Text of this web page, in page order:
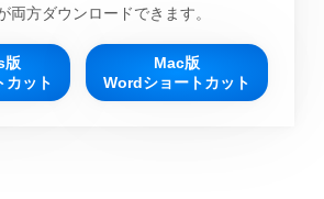
両方ダウンロードできます。
版
カット
Mac版
Wordショートカット